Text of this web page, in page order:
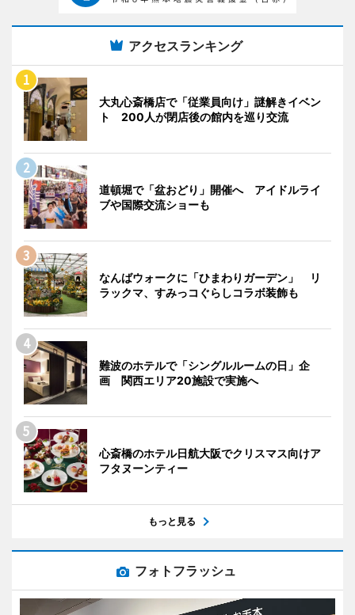
アクセスランキング
大丸心斎橋店で「従業員向け」謎解きイベン
ト 200人が閉店後の館内を巡り交流
道頓堀で「盆おどり」開催へ アイドルライ
ブや国際交流ショーも
なんばウォークに「ひまわりガーデン」 リ
ラックマ、すみっコぐらしコラボ装飾も
難波のホテルで「シングルルームの日」企
画 関西エリア20施設で実施へ
心斎橋のホテル日航大阪でクリスマス向けア
フタヌーンティー
もっと見る
フォトフラッシュ